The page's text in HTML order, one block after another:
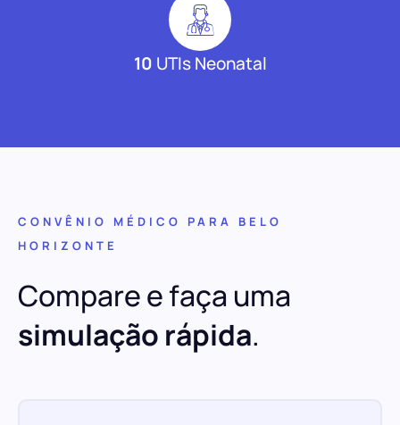
10 UTIs Neonatal
CONVÊNIO MÉDICO PARA BELO
HORIZONTE
Compare e faça uma
simulação rápida.